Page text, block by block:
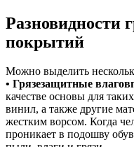
Разновидности
покрытий
Можно выделить
• Грязезащитные
качестве основы для
винил, а также другие
жестким ворсом. Когда
проникает в подошву